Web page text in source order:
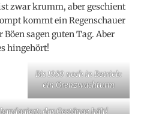
zwar krumm, aber geschient
kommt ein Regenschauer
sagen guten Tag. Aber
hingehört!
Bis 1989 noch in Betrieb:
ein Grenzwachturm
das Gestänge hält!